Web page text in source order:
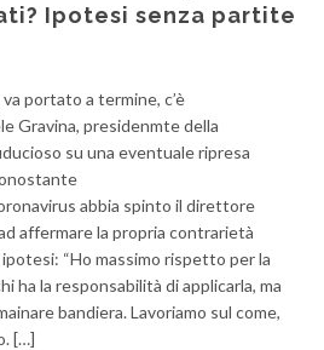
Ipotesi senza partite
portato a termine, c’è
Gravina, presidenmte della
su una eventuale ripresa
abbia spinto il direttore
ad affermare la propria contrarietà
“Ho massimo rispetto per la
ha la responsabilità di applicarla, ma
bandiera. Lavoriamo sul come,
[…]